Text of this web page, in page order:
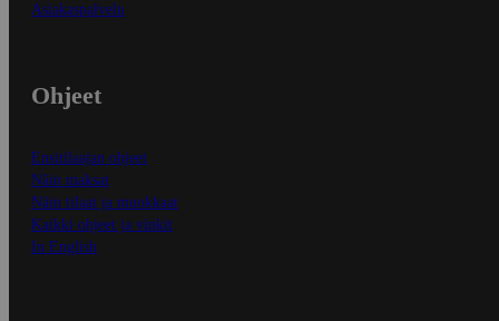
Asiakaspalvelu
Ohjeet
Ensitilaajan ohjeet
Näin maksat
Näin tilaat ja muokkaat
Kaikki ohjeet ja vinkit
In English